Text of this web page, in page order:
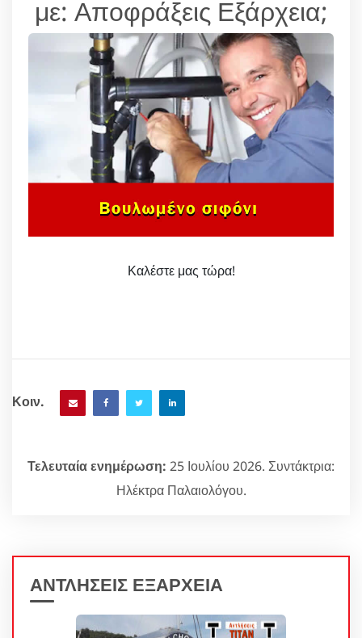
με: Αποφράξεις Εξάρχεια;
Καλέστε μας τώρα!
Κοιν.
Τελευταία ενημέρωση: 25 Ιουλίου 2026. Συντάκτρια:
Ηλέκτρα Παλαιολόγου.
ΑΝΤΛΗΣΕΙΣ ΕΞΑΡΧΕΙΑ